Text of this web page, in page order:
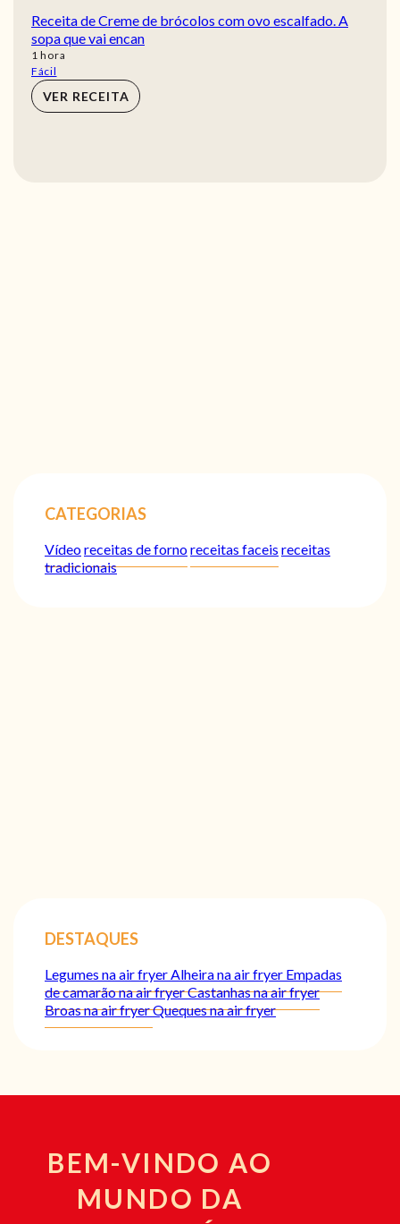
Receita de Creme de brócolos com ovo escalfado. A
sopa que vai encan
1 hora
hora
Fácil
VER RECEITA
CATEGORIAS
Vídeoreceitas de fornoreceitas faceis receitas
tradicionais
DESTAQUES
Legumes na air fryerAlheira na air fryer Empadas
de camarão na air fryerCastanhas na air fryer
Broas na air fryerQueques na air fryer
BEM-VINDO AO
MUNDO DA